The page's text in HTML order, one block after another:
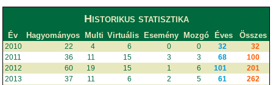
Historikus statisztika
Év Hagyományos Multi Virtuális Esemény Mozgó Éves Összes
2010 22 4 6 0 0 32
32
2011
36 11 15 3 3 68
100
2012
60 19 15 1 6 101
201
2013
37 11 6 2 5 61
262